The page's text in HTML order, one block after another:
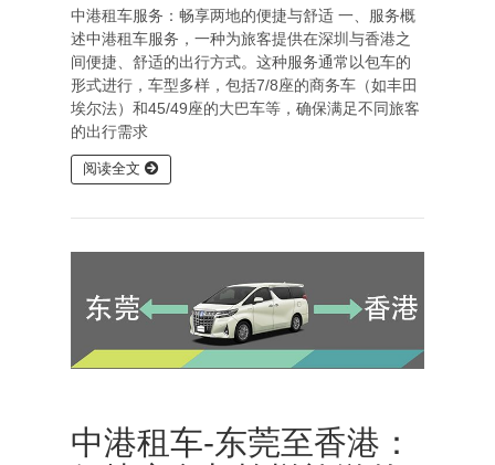
中港租车服务：畅享两地的便捷与舒适 一、服务概
述中港租车服务，一种为旅客提供在深圳与香港之
间便捷、舒适的出行方式。这种服务通常以包车的
形式进行，车型多样，包括7/8座的商务车（如丰田
埃尔法）和45/49座的大巴车等，确保满足不同旅客
的出行需求
阅读全文
中港租车-东莞至香港：